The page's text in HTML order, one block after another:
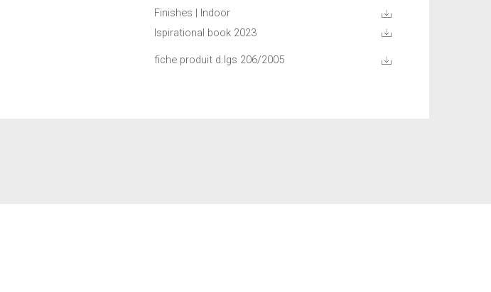
Finishes | Indoor
Ispirational book 2023
fiche produit d.lgs 206/2005